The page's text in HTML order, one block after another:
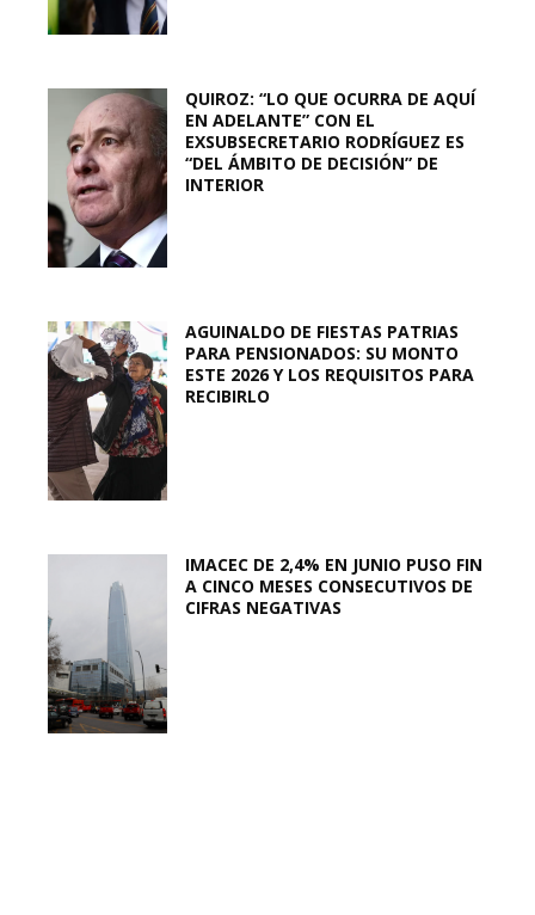
QUIROZ: “LO QUE OCURRA DE AQUÍ
EN ADELANTE” CON EL
EXSUBSECRETARIO RODRÍGUEZ ES
“DEL ÁMBITO DE DECISIÓN” DE
INTERIOR
AGUINALDO DE FIESTAS PATRIAS
PARA PENSIONADOS: SU MONTO
ESTE 2026 Y LOS REQUISITOS PARA
RECIBIRLO
IMACEC DE 2,4% EN JUNIO PUSO FIN
A CINCO MESES CONSECUTIVOS DE
CIFRAS NEGATIVAS